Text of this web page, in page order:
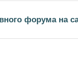
форума на